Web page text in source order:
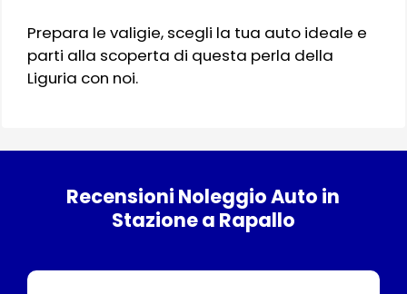
Prepara le valigie, scegli la tua auto ideale e
parti alla scoperta di questa perla della
Liguria con noi.
Recensioni Noleggio Auto in
Stazione a Rapallo